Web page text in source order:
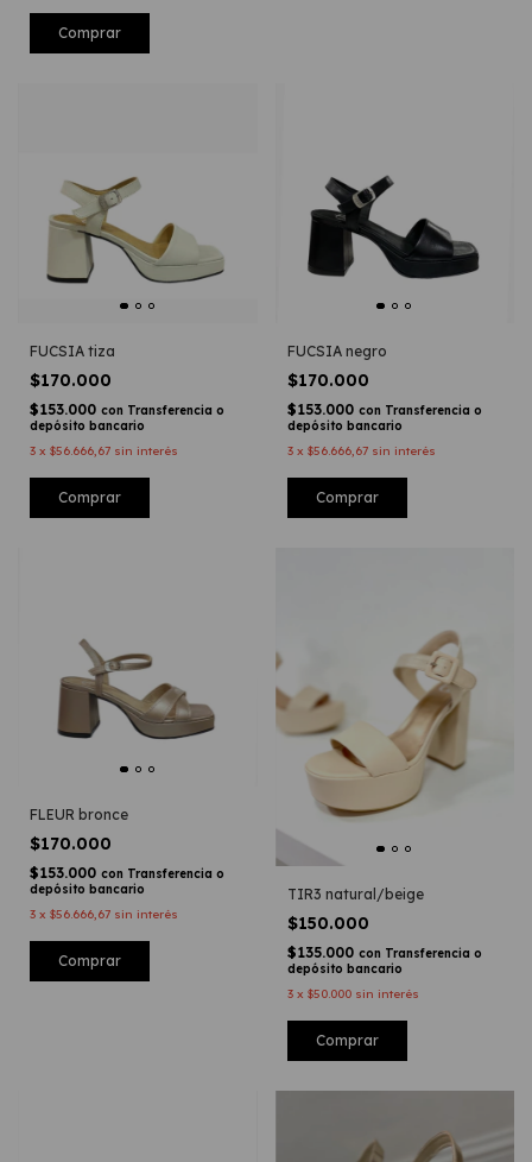
Comprar
FUCSIA tiza
$170.000
$153.000 con Transferencia o
depósito bancario
3 x $56.666,67 sin interés
Comprar
FUCSIA negro
$170.000
$153.000 con Transferencia o
depósito bancario
3 x $56.666,67 sin interés
Comprar
FLEUR bronce
$170.000
$153.000 con Transferencia o
depósito bancario
3 x $56.666,67 sin interés
Comprar
TIR3 natural/beige
$150.000
$135.000 con Transferencia o
depósito bancario
3 x $50.000 sin interés
Comprar